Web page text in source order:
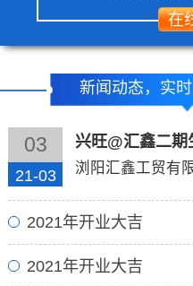
在
新闻动态，实
03
21-03
兴旺@汇鑫二期
浏阳汇鑫工贸有
2021年开业大吉
2021年开业大吉